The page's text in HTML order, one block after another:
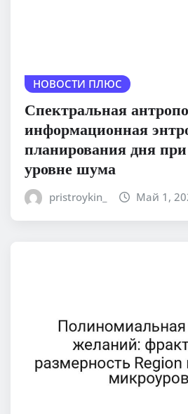
НОВОСТИ ПЛЮС
Спектральная
информационная
планирования дня
уровне шума
pristroykin_ Май 1,